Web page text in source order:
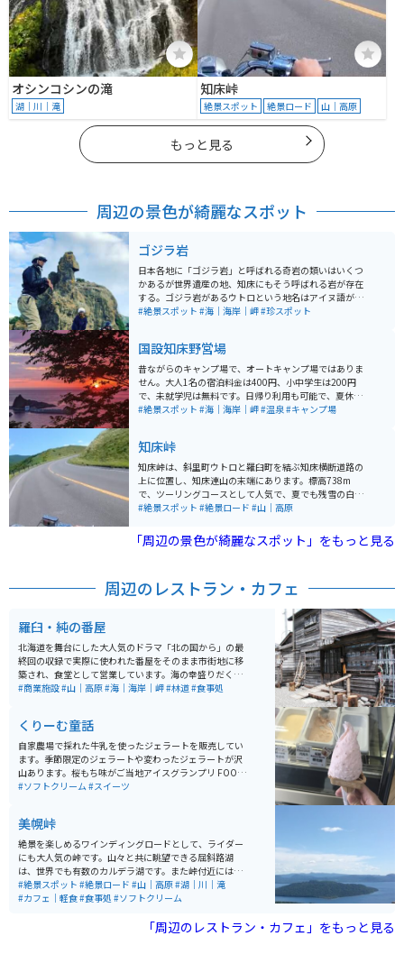
オシンコシンの滝
湖｜川｜滝
知床峠
絶景スポット 絶景ロード 山｜高原
もっと見る
周辺の景色が綺麗なスポット
ゴジラ岩
日本各地に「ゴジラ岩」と呼ばれる奇岩の類いはいくつ
かあるが世界遺産の地、知床にもそう呼ばれる岩が存在
する。ゴジラ岩があるウトロという地名はアイヌ語が語
源。「ウトロチクシ」で「奇岩の多いところ」という意
の名の通りたくさんの奇岩が点在している。 ゴジラ岩
は、本物のゴジラには遠く及ばないが高さが15メートル
あり、観光船が発着するウトロ港のすぐ近くにありま
す。角度によってはゴジラに見えないかもしれないため
見過ごされてしまうことも多いこの岩。オロンコ岩のす
ジラの手湯」もあり、源泉を使用している。温度は高め
になっているため、利用する時は注意してください。
#絶景スポット #海｜海岸｜岬#珍スポット
国設知床野営場
昔ながらのキャンプ場で、オートキャンプ場ではありま
せん。大人1名の宿泊料金は400円、小中学生は200円
で、未就学児は無料です。日帰り利用も可能で、夏休み
時期は特に人気のため、早めの訪問がおすすめ。予約は
ビンや2名用のケビンも利用可能。特に2名用のケビンに
は電源コンセントがありますが、それ以外の場所ではAC
電源の利用はできません。 木立の中にあり、夕陽台展望
台からは夕日に照らされた海面を眺めることができ、近
くには「夕陽台の湯」や「知床ボランティア活動施設」
ンプを楽しむことができ、林間のサイトはややデコボコ
した傾斜地となっています。 混雑時には好条件の場所で
際は、展望台が大変混雑するので、近くのホテルの駐車
場からの眺めもおすすめです。近隣にはコンビニや温泉
施設もあり、知床観光や知床登山のベースキャンプとし
#絶景スポット #海｜海岸｜岬#温泉#キャンプ場
知床峠
知床峠は、斜里町ウトロと羅臼町を結ぶ知床横断道路の
上に位置し、知床連山の末端にあります。標高738m
で、ツーリングコースとして人気で、夏でも残雪の白が
見られることもあります。また、羅臼岳の紅葉も美しい
た。知床横断道路からは、羅臼岳を近くに見ることがで
き、天気が良ければ国後島まで望むことができます。 冬
分注意してください。
#絶景スポット #絶景ロード #山｜高原
「周辺の景色が綺麗なスポット」をもっと見る
周辺のレストラン・カフェ
羅臼・純の番屋
北海道を舞台にした大人気のドラマ「北の国から」の最
終回の収録で実際に使われた番屋をそのまま市街地に移
築され、食堂として営業しています。海の幸盛りだくさ
んのメニューは、観光客や地元の人たちにも人気です。
#商業施設#山｜高原#海｜海岸｜岬#林道#食事処
くりーむ童話
自家農場で採れた牛乳を使ったジェラートを販売してい
ます。季節限定のジェラートや変わったジェラートが沢
山あります。桜もち味がご当地アイスグランプリ FOOD
EX JAPAN 2012 最高金賞受賞を取っています。
#ソフトクリーム#スイーツ
美幌峠
絶景を楽しめるワインディングロードとして、ライダー
にも大人気の峠です。山々と共に眺望できる屈斜路湖
は、世界でも有数のカルデラ湖です。また峠付近には、
北海道では珍しいヘアピンカーブの場所もあり、直線だ
けでない走りを楽しむ事もできます。辿り着いた峠から
#絶景スポット #絶景ロード #山｜高原#湖｜川｜滝
#カフェ｜軽食#食事処 #ソフトクリーム
「周辺のレストラン・カフェ」をもっと見る